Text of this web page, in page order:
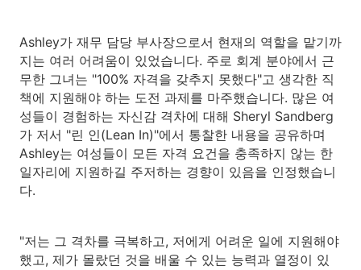
Ashley가 재무 담당 부사장으로서 현재의 역할을 맡기까
지는 여러 어려움이 있었습니다. 주로 회계 분야에서 근
무한 그녀는 "100% 자격을 갖추지 못했다"고 생각한 직
책에 지원해야 하는 도전 과제를 마주했습니다. 많은 여
성들이 경험하는 자신감 격차에 대해 Sheryl Sandberg
가 저서 "린 인(Lean In)"에서 통찰한 내용을 공유하며
Ashley는 여성들이 모든 자격 요건을 충족하지 않는 한
일자리에 지원하길 주저하는 경향이 있음을 인정했습니
다.
"저는 그 격차를 극복하고, 저에게 어려운 일에 지원해야
했고, 제가 몰랐던 것을 배울 수 있는 능력과 열정이 있